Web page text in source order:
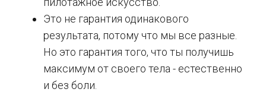
Это не гарантия одинакового
результата, потому что мы все разные.
Но это гарантия того, что ты получишь
максимум от своего тела - естественно
и без боли.